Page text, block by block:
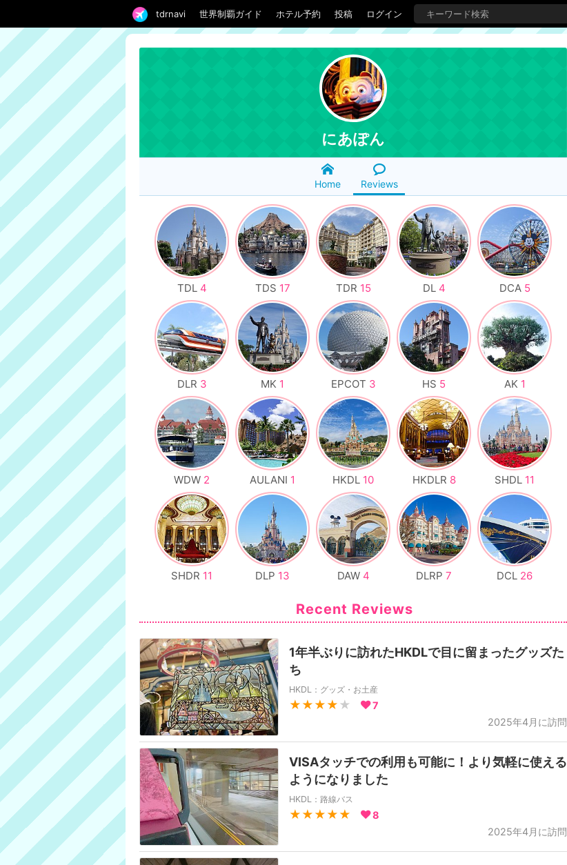
tdrnavi 世界制覇ガイド ホテル予約 投稿 ログイン
にあぽん
Home Reviews
TDL 4 TDS 17 TDR 15 DL 4 DCA 5
DLR 3 MK 1 EPCOT 3 HS 5 AK 1
WDW 2 AULANI 1 HKDL 10 HKDLR 8 SHDL 11
SHDR 11 DLP 13 DAW 4 DLRP 7 DCL 26
Recent Reviews
1年半ぶりに訪れたHKDLで目に留まったグッズた
ち
HKDL：グッズ・お土産
★★★★ ★
7
2025年4月に訪問
VISAタッチでの利用も可能に！より気軽に使える
ようになりました
HKDL：路線バス
★★★★★
8
2025年4月に訪問